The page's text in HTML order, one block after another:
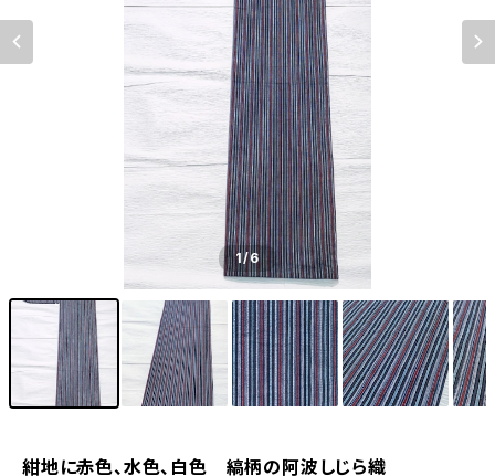
1/6
紺地に赤色、水色、白色 縞柄の阿波しじら織